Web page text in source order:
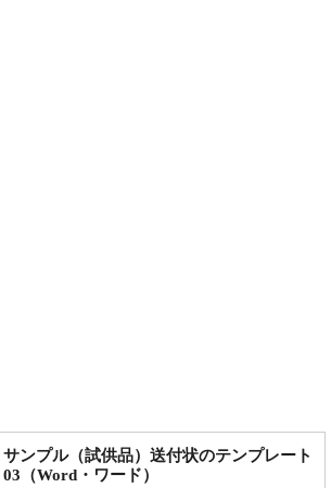
サンプル（試供品）送付状のテンプレート
03（Word・ワード）